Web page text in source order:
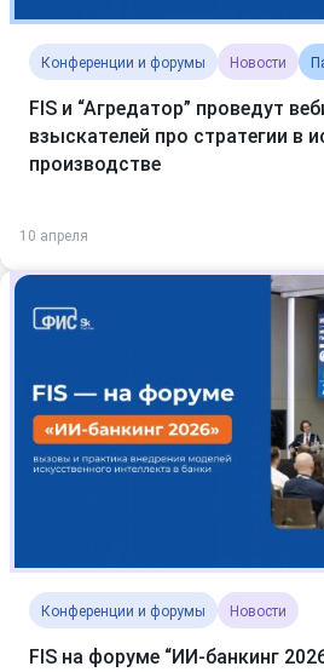
Конференции и форумы Новости
FIS и “Агредатор” проведут
взыскателей про стратегии в
производстве
10 апреля
Конференции и форумы Новости
FIS на форуме “ИИ-банкинг